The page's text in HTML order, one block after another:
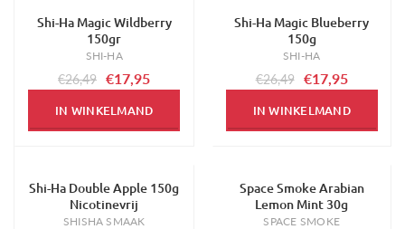
-32%
Shi-Ha Magic Wildberry
150gr
SHI-HA
€26,49 €17,95
IN WINKELMAND
-32%
Shi-Ha Magic Blueberry
150g
SHI-HA
€26,49 €17,95
IN WINKELMAND
-32%
Shi-Ha Double Apple 150g
Nicotinevrij
SHISHA SMAAK
-16%
Space Smoke Arabian
Lemon Mint 30g
SPACE SMOKE